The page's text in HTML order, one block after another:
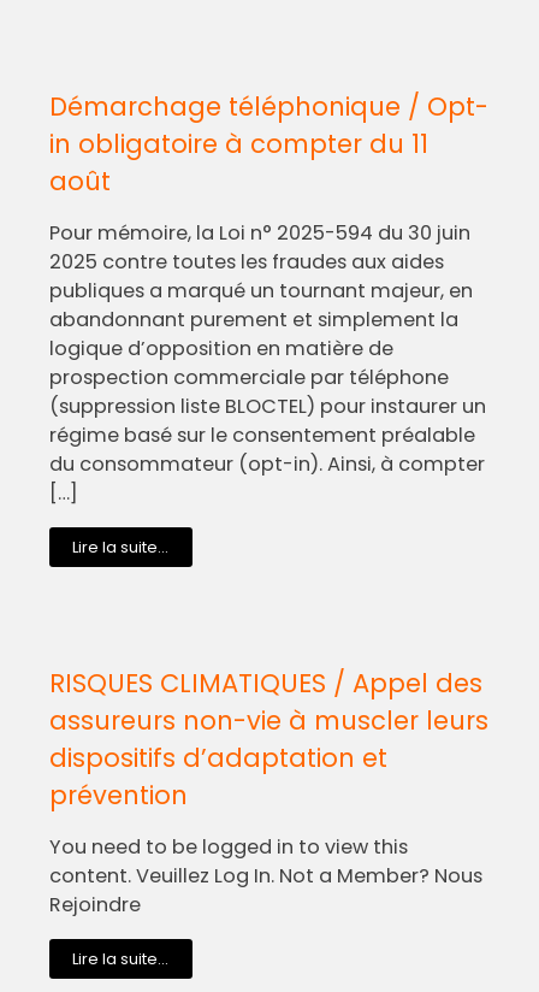
Démarchage téléphonique / Opt-
in obligatoire à compter du 11
août
Pour mémoire, la Loi n° 2025-594 du 30 juin
2025 contre toutes les fraudes aux aides
publiques a marqué un tournant majeur, en
abandonnant purement et simplement la
logique d’opposition en matière de
prospection commerciale par téléphone
(suppression liste BLOCTEL) pour instaurer un
régime basé sur le consentement préalable
du consommateur (opt-in). Ainsi, à compter
[…]
Lire la suite...
RISQUES CLIMATIQUES / Appel des
assureurs non-vie à muscler leurs
dispositifs d’adaptation et
prévention
You need to be logged in to view this
content. Veuillez Log In. Not a Member? Nous
Rejoindre
Lire la suite...